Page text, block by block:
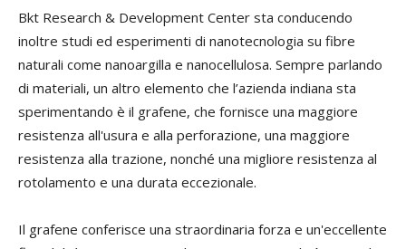
Bkt Research & Development Center sta conducendo
inoltre studi ed esperimenti di nanotecnologia su fibre
naturali come nanoargilla e nanocellulosa. Sempre parlando
di materiali, un altro elemento che l’azienda indiana sta
sperimentando è il grafene, che fornisce una maggiore
resistenza all'usura e alla perforazione, una maggiore
resistenza alla trazione, nonché una migliore resistenza al
rotolamento e una durata eccezionale.
Il grafene conferisce una straordinaria forza e un'eccellente